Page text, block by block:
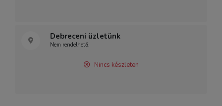
Debreceni üzletünk
Nem rendelhető.
Nincs készleten